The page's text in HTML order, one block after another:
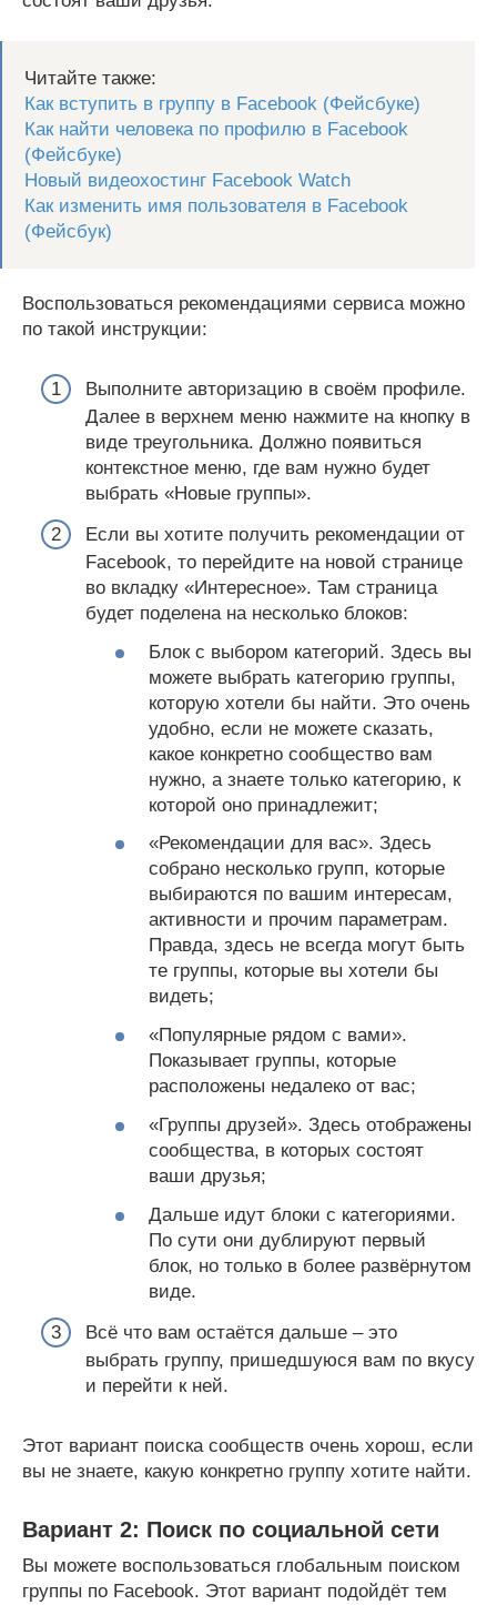
Читайте также:
Как вступить в группу в Facebook (Фейсбуке)
Как найти человека по профилю в Facebook
(Фейсбуке)
Новый видеохостинг Facebook Watch
Как изменить имя пользователя в Facebook
(Фейсбук)
Воспользоваться рекомендациями сервиса можно
по такой инструкции:
Выполните авторизацию в своём профиле.
Далее в верхнем меню нажмите на кнопку в
виде треугольника. Должно появиться
контекстное меню, где вам нужно будет
выбрать «Новые группы».
Если вы хотите получить рекомендации от
Facebook, то перейдите на новой странице
во вкладку «Интересное». Там страница
будет поделена на несколько блоков:
Блок с выбором категорий. Здесь вы
можете выбрать категорию группы,
которую хотели бы найти. Это очень
удобно, если не можете сказать,
какое конкретно сообщество вам
нужно, а знаете только категорию, к
которой оно принадлежит;
«Рекомендации для вас». Здесь
собрано несколько групп, которые
выбираются по вашим интересам,
активности и прочим параметрам.
Правда, здесь не всегда могут быть
те группы, которые вы хотели бы
видеть;
«Популярные рядом с вами».
Показывает группы, которые
расположены недалеко от вас;
«Группы друзей». Здесь отображены
сообщества, в которых состоят
ваши друзья;
Дальше идут блоки с категориями.
По сути они дублируют первый
блок, но только в более развёрнутом
виде.
Всё что вам остаётся дальше – это
выбрать группу, пришедшуюся вам по вкусу
и перейти к ней.
Этот вариант поиска сообществ очень хорош, если
вы не знаете, какую конкретно группу хотите найти.
Вариант 2: Поиск по социальной сети
Вы можете воспользоваться глобальным поиском
группы по Facebook. Этот вариант подойдёт тем